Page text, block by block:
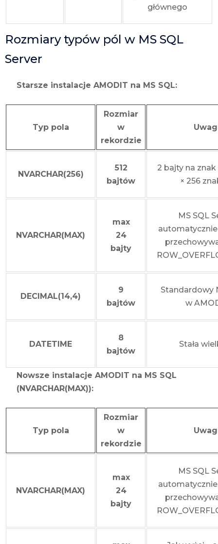
głównego
Rozmiary typów pól w MS SQL
Server
Starsze instalacje AMODIT na MS SQL:
Typ pola
Rozmiar
w
rekordzie
NVARCHAR(256)
512
bajtów
2 bajty na
× 256
NVARCHAR(MAX)
max
24
bajty
MS SQL
DECIMAL(14,4)
9
bajtów
Standardowy
w
DATETIME
8
bajtów
Stała
Nowsze instalacje AMODIT na MS SQL
(NVARCHAR(MAX)):
Typ pola
Rozmiar
w
rekordzie
NVARCHAR(MAX)
max
24
bajty
MS SQL